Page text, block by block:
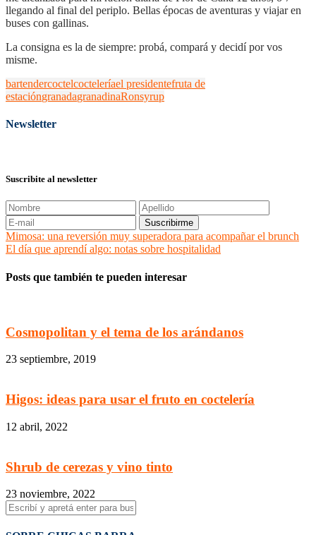
llegando al final del periplo. Bellas épocas de aventuras y viajar en
buses con gallinas.
La consigna es la de siempre: probá, compará y decidí por vos
misme.
bartendercoctelcocteleríael presidentefruta de
estacióngranadagranadinaRonsyrup
Newsletter
Suscribite al newsletter
Mimosa: una reversión muy superadora para acompañar el brunch
El día que aprendí algo: notas sobre hospitalidad
Posts que también te pueden interesar
Cosmopolitan y el tema de los arándanos
23 septiembre, 2019
Higos: ideas para usar el fruto en coctelería
12 abril, 2022
Shrub de cerezas y vino tinto
23 noviembre, 2022